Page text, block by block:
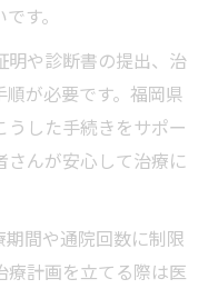
す。
明や診断書の提出、治
が必要です。福岡県
した手続きをサポー
さんが安心して治療に
間や通院回数に制限
療計画を立てる際は医